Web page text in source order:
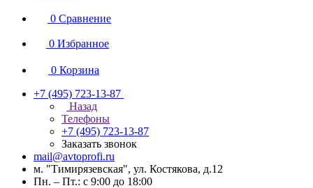
0 Сравнение
0 Избранное
0 Корзина
+7 (495) 723-13-87
Назад
Телефоны
+7 (495) 723-13-87
Заказать звонок
mail@avtoprofi.ru
м. "Тимирязевская", ул. Костякова, д.12
Пн. – Пт.: с 9:00 до 18:00